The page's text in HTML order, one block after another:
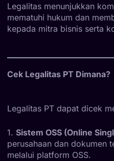
Legalitas menunjukkan
mematuhi hukum dan
kepada mitra bisnis serta
Cek Legalitas PT Dimana?
Legalitas PT dapat dicek
1. Sistem OSS (Online
perusahaan dan dokumen
melalui platform OSS.